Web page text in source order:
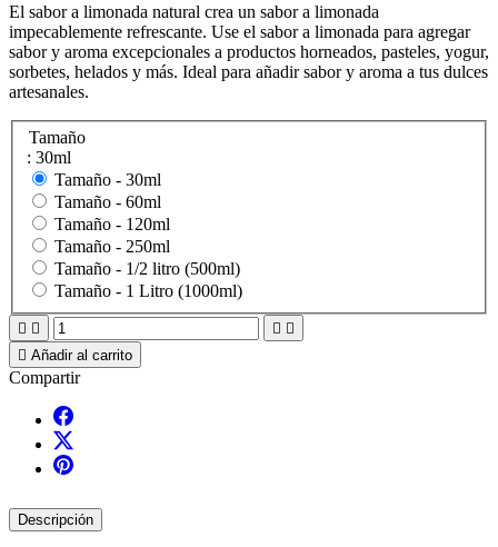
El sabor a limonada natural crea un sabor a limonada
impecablemente refrescante. Use el sabor a limonada para agregar
sabor y aroma excepcionales a productos horneados, pasteles, yogur,
sorbetes, helados y más. Ideal para añadir sabor y aroma a tus dulces
artesanales.
Tamaño
: 30ml
Tamaño - 30ml
Tamaño - 60ml
Tamaño - 120ml
Tamaño - 250ml
Tamaño - 1/2 litro (500ml)
Tamaño - 1 Litro (1000ml)
   
 Añadir al carrito
Compartir
Descripción